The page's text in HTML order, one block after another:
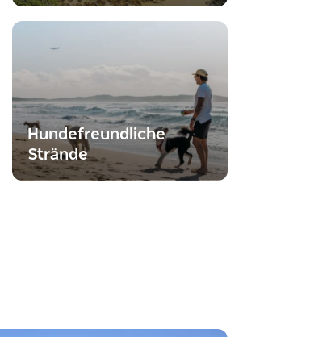
Hundefreundliche
Strände